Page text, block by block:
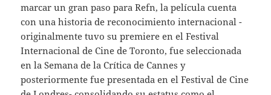
marcar un gran paso para Refn, la película cuenta
con una historia de reconocimiento internacional -
originalmente tuvo su premiere en el Festival
Internacional de Cine de Toronto, fue seleccionada
en la Semana de la Crítica de Cannes y
posteriormente fue presentada en el Festival de Cine